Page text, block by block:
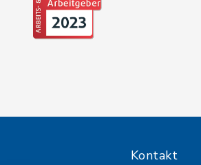
Kontakt